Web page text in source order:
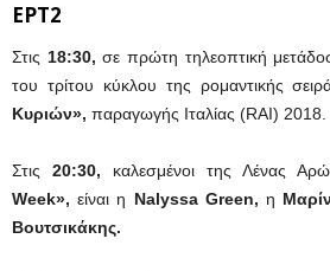
ΕΡΤ2
Στις 18:30,σε πρώτη τηλεοπτική
του τρίτου κύκλου της ρομαντικής
Κυριών», παραγωγής Ιταλίας (RAI) 2018.
Στις 20:30, καλεσμένοι της Λένας
Week», είναι η Nalyssa Green,η
Βουτσικάκης.